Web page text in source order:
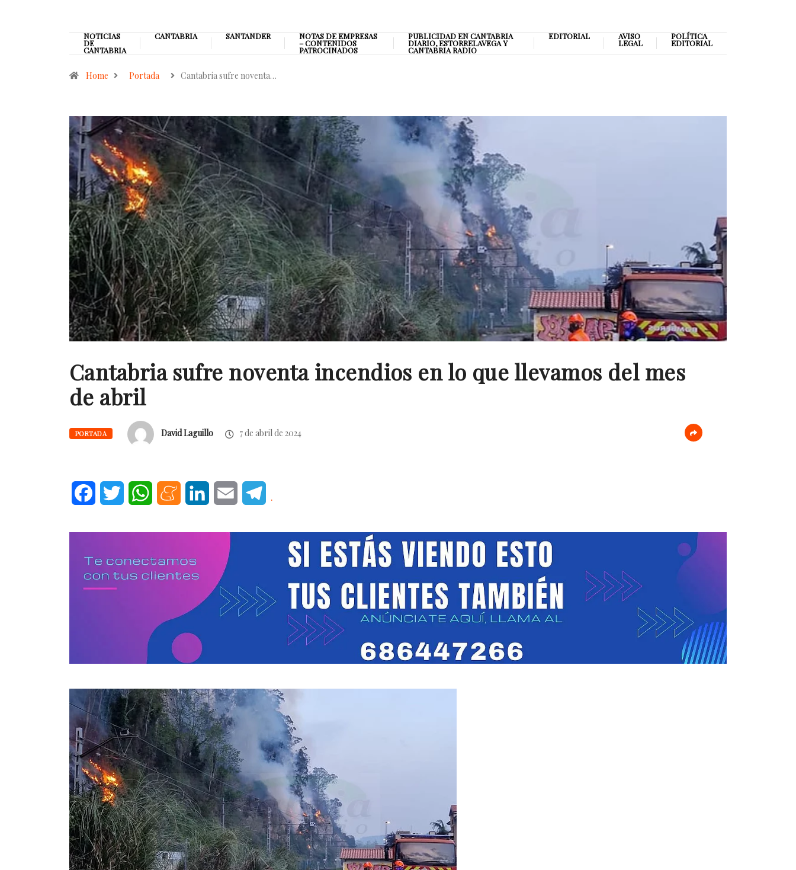
NOTICIAS
DE
CANTABRIA
CANTABRIA SANTANDER NOTAS DE EMPRESAS
– CONTENIDOS
PATROCINADOS
PUBLICIDAD EN CANTABRIA
DIARIO, ESTORRELAVEGA Y
CANTABRIA RADIO
EDITORIAL AVISO
LEGAL
POLÍTICA
EDITORIAL
Home Portada Cantabria sufre noventa…
Cantabria sufre noventa incendios en lo que llevamos del mes
de abril
PORTADA David Laguillo 7 de abril de 2024
FacebookTwitter WhatsAppMeneameLinkedInEmail .